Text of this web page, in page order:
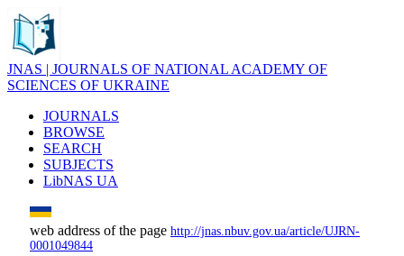
JNAS | JOURNALS OF NATIONAL ACADEMY OF
SCIENCES OF UKRAINE
JOURNALS
BROWSE
SEARCH
SUBJECTS
LibNAS UA
web address of the page http://jnas.nbuv.gov.ua/article/UJRN-
0001049844